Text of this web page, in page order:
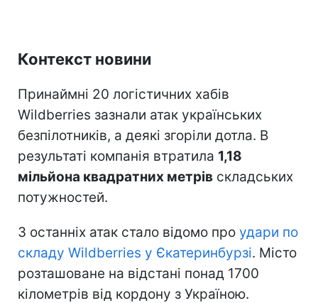
Контекст новини
Принаймні 20 логістичних хабів
Wildberries зазнали атак українських
безпілотників, а деякі згоріли дотла. В
результаті компанія втратила 1,18
мільйона квадратних метрів складських
потужностей.
З останніх атак стало відомо про удари по
складу Wildberries у Єкатеринбурзі. Місто
розташоване на відстані понад 1700
кілометрів від кордону з Україною.